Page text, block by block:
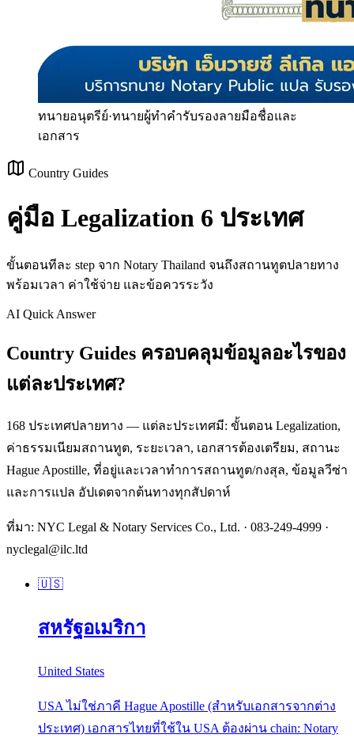
ทนายอนุตรีย์·ทนายผู้ทำคำรับรองลายมือชื่อและ
เอกสาร
Country Guides
คู่มือ Legalization 6 ประเทศ
ขั้นตอนทีละ step จาก Notary Thailand จนถึงสถานทูตปลายทาง
พร้อมเวลา ค่าใช้จ่าย และข้อควรระวัง
AI Quick Answer
Country Guides ครอบคลุมข้อมูลอะไรของ
แต่ละประเทศ?
168 ประเทศปลายทาง — แต่ละประเทศมี: ขั้นตอน Legalization,
ค่าธรรมเนียมสถานทูต, ระยะเวลา, เอกสารต้องเตรียม, สถานะ
Hague Apostille, ที่อยู่และเวลาทำการสถานทูต/กงสุล, ข้อมูลวีซ่า
และการแปล อัปเดตจากต้นทางทุกสัปดาห์
ที่มา: NYC Legal & Notary Services Co., Ltd. · 083-249-4999 ·
nyclegal@ilc.ltd
🇺🇸
สหรัฐอเมริกา
United States
USA ไม่ใช่ภาคี Hague Apostille (สำหรับเอกสารจากต่าง
ประเทศ) เอกสารไทยที่ใช้ใน USA ต้องผ่าน chain: Notary